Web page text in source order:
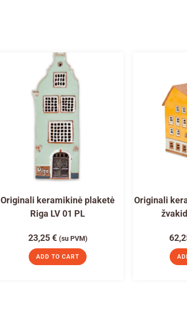
Originali keramikinė plaketė
Riga LV 01 PL
23,25€ (su PVM)
ADD TO CART
Originali